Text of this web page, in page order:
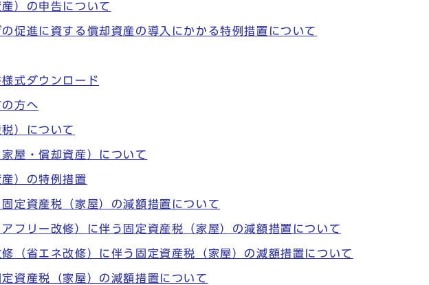
）の申告について
促進に資する償却資産の導入にかかる特例措置について
式ダウンロード
の方へ
）について
屋・償却資産）について
）の特例措置
定資産税（家屋）の減額措置について
フリー改修）に伴う固定資産税（家屋）の減額措置について
（省エネ改修）に伴う固定資産税（家屋）の減額措置について
資産税（家屋）の減額措置について